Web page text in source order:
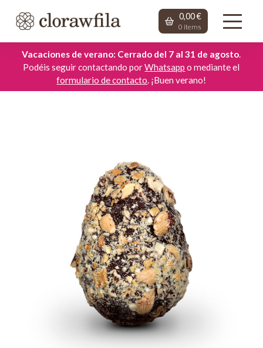
0,00€
0 items
Vacaciones de verano: Cerrado del 7 al 31 de agosto
Podéis seguir contactando porWhatsapp o mediante el
formulario de contacto . ¡Buen verano!